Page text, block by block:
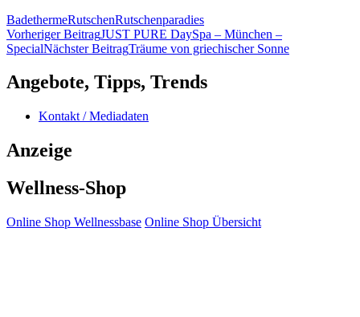
BadethermeRutschenRutschenparadies
Beitragsnavigation
Vorheriger BeitragJUST PURE DaySpa – München –
SpecialNächster BeitragTräume von griechischer Sonne
Angebote, Tipps, Trends
Kontakt / Mediadaten
Anzeige
Wellness-Shop
Online Shop Wellnessbase Online Shop Übersicht